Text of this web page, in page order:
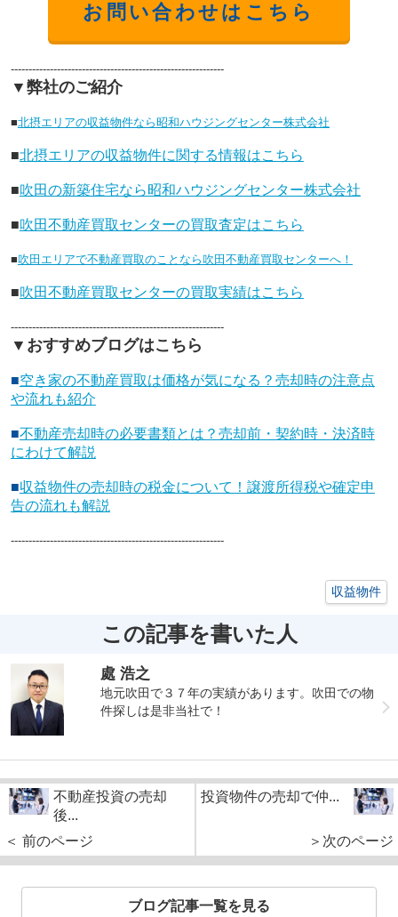
お問い合わせはこちら
------------------------------------------------------------
▼弊社のご紹介
■北摂エリアの収益物件なら昭和ハウジングセンター株式会社
■北摂エリアの収益物件に関する情報はこちら
■吹田の新築住宅なら昭和ハウジングセンター株式会社
■吹田不動産買取センターの買取査定はこちら
■吹田エリアで不動産買取のことなら吹田不動産買取センターへ！
■吹田不動産買取センターの買取実績はこちら
------------------------------------------------------------
▼おすすめブログはこちら
■空き家の不動産買取は価格が気になる？売却時の注意点
や流れも紹介
■不動産売却時の必要書類とは？売却前・契約時・決済時
にわけて解説
■収益物件の売却時の税金について！譲渡所得税や確定申
告の流れも解説
------------------------------------------------------------
収益物件
この記事を書いた人
處 浩之
地元吹田で３７年の実績があります。吹田での物
件探しは是非当社で！
不動産投資の売却
後...
＜ 前のページ
投資物件の売却で仲...
＞次のページ
ブログ記事一覧を見る